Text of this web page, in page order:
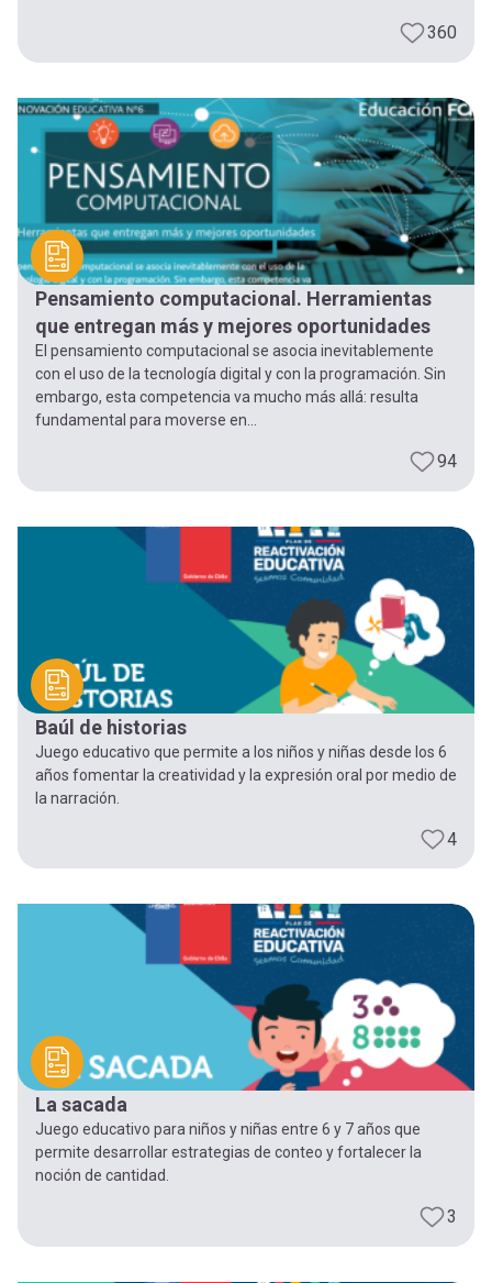
360
Pensamiento computacional. Herramientas
que entregan más y mejores oportunidades
El pensamiento computacional se asocia inevitablemente
con el uso de la tecnología digital y con la programación. Sin
embargo, esta competencia va mucho más allá: resulta
fundamental para moverse en...
94
Baúl de historias
Juego educativo que permite a los niños y niñas desde los 6
años fomentar la creatividad y la expresión oral por medio de
la narración.
4
La sacada
Juego educativo para niños y niñas entre 6 y 7 años que
permite desarrollar estrategias de conteo y fortalecer la
noción de cantidad.
3